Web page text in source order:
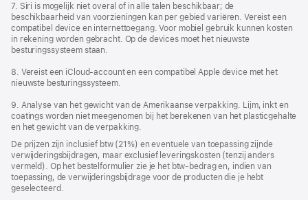
7. Siri is mogelijk niet overal of in alle talen beschikbaar; de
beschikbaarheid van voorzieningen kan per gebied variëren. Vereist een
compatibel device en internettoegang. Voor mobiel gebruik kunnen kosten
in rekening worden gebracht. Op de devices moet het nieuwste
besturingssysteem staan.
8. Vereist een iCloud-account en een compatibel Apple device met het
nieuwste besturingssysteem.
9. Analyse van het gewicht van de Amerikaanse verpakking. Lijm, inkt en
coatings worden niet meegenomen bij het berekenen van het plastic­­gehalte
en het gewicht van de verpakking.
De prijzen zijn inclusief btw (21%) en eventuele van toepassing zijnde
verwijderingsbijdragen, maar exclusief leveringskosten (tenzij anders
vermeld). Op het bestelformulier zie je het btw-bedrag en, indien van
toepassing, de verwijderingsbijdrage voor de producten die je hebt
geselecteerd.